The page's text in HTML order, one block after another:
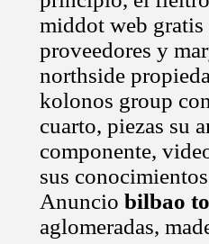
middot web gratis
proveedores y
northside
kolonos group
cuarto, piezas su
componente,
sus
Anuncio bilbao
aglomeradas,